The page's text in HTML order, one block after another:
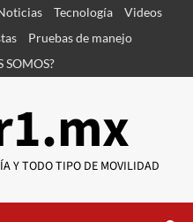
Tecnología
Videos
Pruebas de manejo
SOMOS?
Y TODO TIPO DE MOVILIDAD